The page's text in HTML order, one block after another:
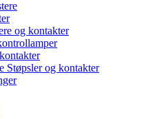
og kontakter
Støpsler og kontakter